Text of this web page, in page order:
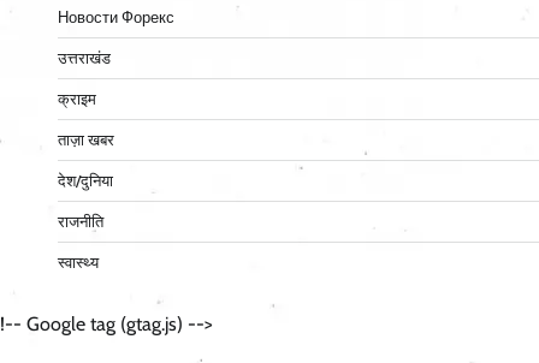
Новости Форекс
उत्तराखंड
क्राइम
ताज़ा खबर
देश/दुनिया
राजनीति
स्वास्थ्य
!-- Google tag (gtag.js) -->